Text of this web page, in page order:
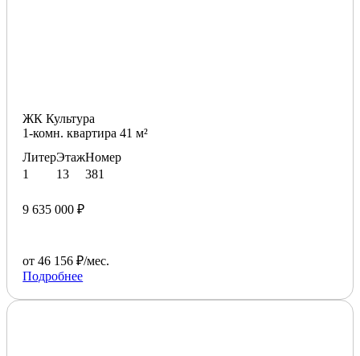
ЖК Культура
1-комн. квартира 41 м²
Литер
1
Этаж
13
Номер
381
9 635 000 ₽
от 46 156 ₽/мес.
Подробнее